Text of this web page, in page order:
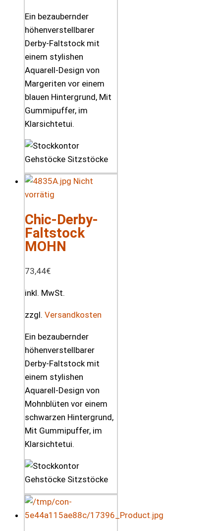
Ein bezaubernder
höhenverstellbarer
Derby-Faltstock mit
einem stylishen
Aquarell-Design von
Margeriten vor einem
blauen Hintergrund, Mit
Gummipuffer, im
Klarsichtetui.
Nicht
vorrätig
Chic-Derby-
Faltstock
MOHN
73,44€
inkl. MwSt.
zzgl. Versandkosten
Ein bezaubernder
höhenverstellbarer
Derby-Faltstock mit
einem stylishen
Aquarell-Design von
Mohnblüten vor einem
schwarzen Hintergrund,
Mit Gummipuffer, im
Klarsichtetui.